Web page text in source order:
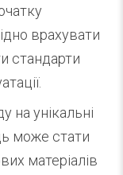
врахувати
стандарти
на унікальні
може стати
матеріалів